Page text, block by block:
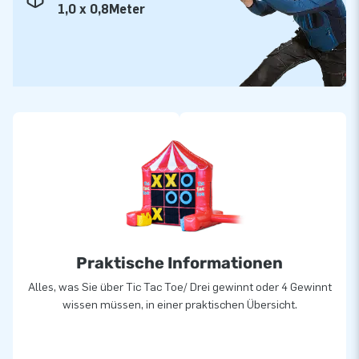
1,0 x 0,8Meter
Praktische Informationen
Alles, was Sie über Tic Tac Toe/ Drei gewinnt oder 4 Gewinnt
wissen müssen, in einer praktischen Übersicht.